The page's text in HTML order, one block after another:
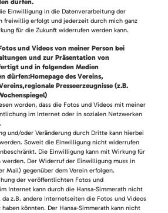
dürfen.
Einwilligung in die Datenverarbeitung der
freiwillig erfolgt und jederzeit durch mich ganz
für die Zukunft widerrufen werden kann.
und Videos von meiner Person bei
und zur Präsentation von
und in folgenden Medien
dürfen:Homepage des Vereins,
Presseerzeugnisse (z.B.
worden, dass die Fotos und Videos mit meiner
im Internet oder in sozialen Netzwerken
und/oder Veränderung durch Dritte kann hierbei
Soweit die Einwilligung nicht widerrufen
Die Einwilligung kann mit Wirkung für
Der Widerruf der Einwilligung muss in
Mail) gegenüber dem Verein erfolgen.
der veröffentlichten Fotos und
Internet kann durch die Hansa-Simmerath nicht
z.B. andere Internetseiten die Fotos und Videos
Simmerath kann nicht